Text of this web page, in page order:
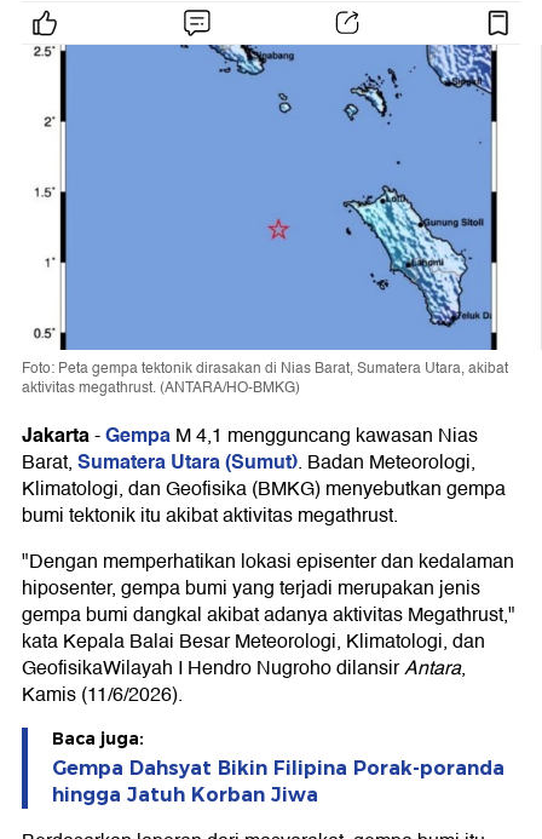
Foto: Peta gempa tektonik dirasakan di Nias Barat, Sumatera Utara, akibat
aktivitas megathrust. (ANTARA/HO-BMKG)
Jakarta-GempaM 4,1 mengguncang kawasan Nias
Barat,Sumatera Utara (Sumut). Badan Meteorologi,
Klimatologi, dan Geofisika (BMKG) menyebutkan gempa
bumi tektonik itu akibat aktivitas megathrust.
"Dengan memperhatikan lokasi episenter dan kedalaman
hiposenter, gempa bumi yang terjadi merupakan jenis
gempa bumi dangkal akibat adanya aktivitas Megathrust,"
kata Kepala Balai Besar Meteorologi, Klimatologi, dan
GeofisikaWilayah I Hendro Nugroho dilansirAntara,
Kamis (11/6/2026).
Baca juga:
Gempa Dahsyat Bikin Filipina Porak-poranda
hingga Jatuh Korban Jiwa